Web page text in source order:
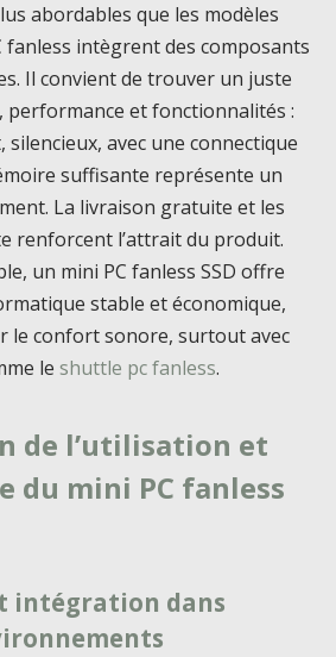
abordables que les modèles
fanless intègrent des composants
Il convient de trouver un juste
et fonctionnalités :
silencieux, avec une connectique
suffisante représente un
La livraison gratuite et les
renforcent l’attrait du produit.
un mini PC fanless SSD offre
stable et économique,
le confort sonore, surtout avec
le shuttle pc fanless.
de l’utilisation et
du mini PC fanless
intégration dans